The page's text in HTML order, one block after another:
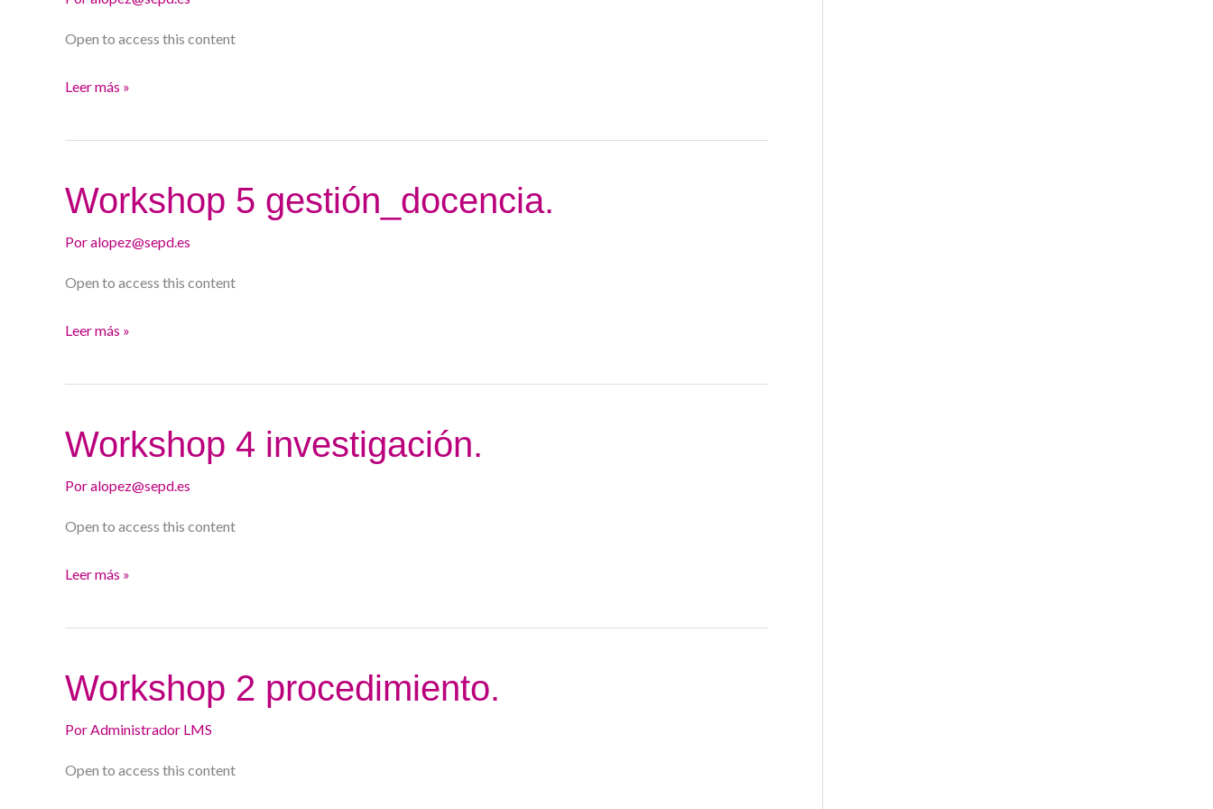
Open to access this content
Leer más »
Workshop 5 gestión_docencia.
Poralopez@sepd.es
Open to access this content
Workshop
5
gestión_docencia.
Leer más »
Workshop 4 investigación.
Poralopez@sepd.es
Open to access this content
Workshop
4
investigación.
Leer más »
Workshop 2 procedimiento.
PorAdministrador LMS
Open to access this content
Workshop
2
procedimiento.